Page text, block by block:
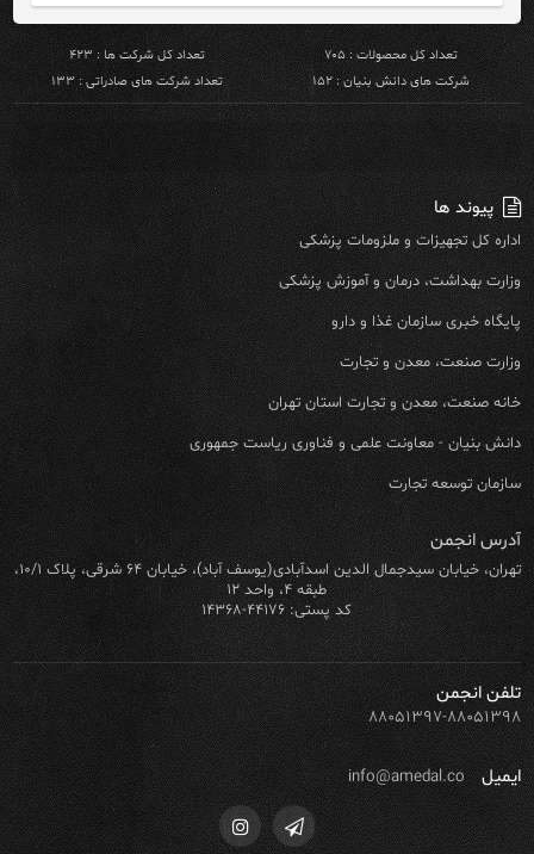
تعداد کل محصولات : ۷۰۵
تعداد کل شرکت ها : ۴۲۳
شرکت های دانش بنیان : ۱۵۲
تعداد شرکت های صادراتی : ۱۳۳
پیوند ها
اداره کل تجهیزات و ملزومات پزشکی
وزارت بهداشت، درمان و آموزش پزشکی
پایگاه خبری سازمان غذا و دارو
وزارت صنعت، معدن و تجارت
خانه صنعت، معدن و تجارت استان تهران
دانش بنیان - معاونت علمی و فناوری ریاست جمهوری
سازمان توسعه تجارت
آدرس انجمن
تهران، خیابان سیدجمال الدین اسدآبادی(یوسف آباد)، خیابان ۶۴ شرقی، پلاک ۱۰/۱،
طبقه ۴، واحد ۱۲
کد پستی: ۴۴۱۷۶-۱۴۳۶۸
تلفن انجمن
۸۸۰۵۱۳۹۷-۸۸۰۵۱۳۹۸
ایمیل info@amedal.co